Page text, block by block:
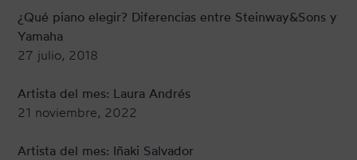
¿Qué piano elegir? Diferencias entre Steinway&Sons y
Yamaha
27 julio, 2018
Artista del mes: Laura Andrés
21 noviembre, 2022
Artista del mes: Iñaki Salvador